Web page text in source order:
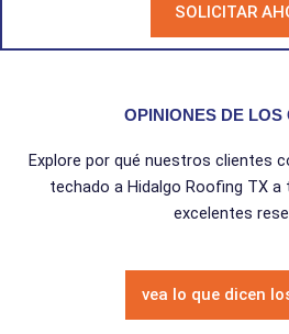
SOLICITAR
OPINIONES DE LOS
Explore por qué nuestros clientes
techado a Hidalgo Roofing TX a
excelentes
vea lo que dicen